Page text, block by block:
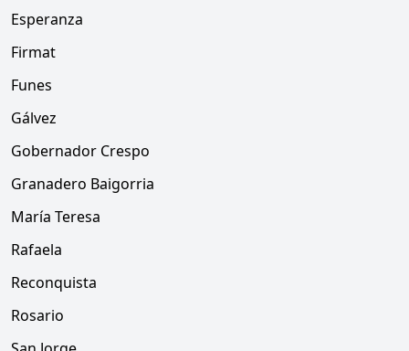
Esperanza
Firmat
Funes
Gálvez
Gobernador Crespo
Granadero Baigorria
María Teresa
Rafaela
Reconquista
Rosario